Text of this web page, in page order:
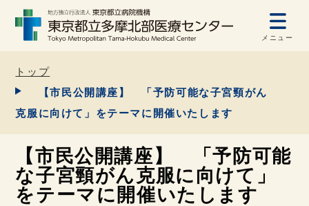
メニュー
トップ
【市民公開講座】 「予防可能な子宮頸がん
克服に向けて」をテーマに開催いたします
【市民公開講座】 「予防可能
な子宮頸がん克服に向けて」
をテーマに開催いたします